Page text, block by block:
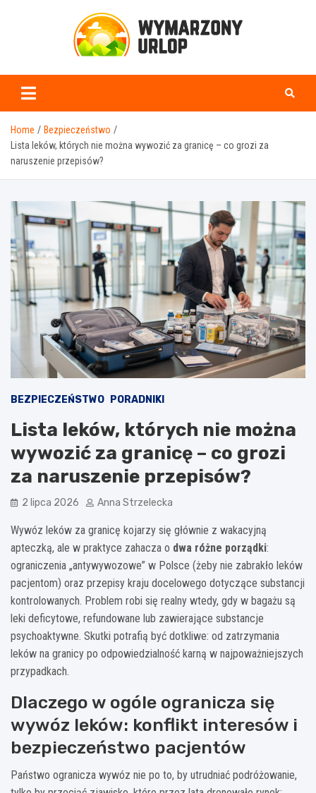
Home
Bezpieczeństwo
Lista leków, których nie można wywozić za granicę – co grozi za
naruszenie przepisów?
BEZPIECZEŃSTWO PORADNIKI
Lista leków, których nie można
wywozić za granicę – co grozi
za naruszenie przepisów?
2 lipca 2026 Anna Strzelecka
Wywóz leków za granicę kojarzy się głównie z wakacyjną
apteczką, ale w praktyce zahacza o dwa różne porządki:
ograniczenia „antywywozowe” w Polsce (żeby nie zabrakło leków
pacjentom) oraz przepisy kraju docelowego dotyczące substancji
kontrolowanych. Problem robi się realny wtedy, gdy w bagażu są
leki deficytowe, refundowane lub zawierające substancje
psychoaktywne. Skutki potrafią być dotkliwe: od zatrzymania
leków na granicy po odpowiedzialność karną w najpoważniejszych
przypadkach.
Dlaczego w ogóle ogranicza się
wywóz leków: konflikt interesów i
bezpieczeństwo pacjentów
Państwo ogranicza wywóz nie po to, by utrudniać podróżowanie,